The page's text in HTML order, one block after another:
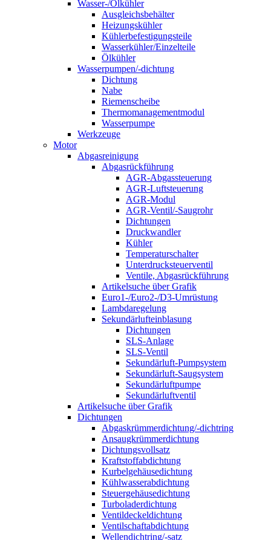
Wasser-/Ölkühler
Ausgleichsbehälter
Heizungskühler
Kühlerbefestigungsteile
Wasserkühler/Einzelteile
Ölkühler
Wasserpumpen/-dichtung
Dichtung
Nabe
Riemenscheibe
Thermomanagementmodul
Wasserpumpe
Werkzeuge
Motor
Abgasreinigung
Abgasrückführung
AGR-Abgassteuerung
AGR-Luftsteuerung
AGR-Modul
AGR-Ventil/-Saugrohr
Dichtungen
Druckwandler
Kühler
Temperaturschalter
Unterdrucksteuerventil
Ventile, Abgasrückführung
Artikelsuche über Grafik
Euro1-/Euro2-/D3-Umrüstung
Lambdaregelung
Sekundärlufteinblasung
Dichtungen
SLS-Anlage
SLS-Ventil
Sekundärluft-Pumpsystem
Sekundärluft-Saugsystem
Sekundärluftpumpe
Sekundärluftventil
Artikelsuche über Grafik
Dichtungen
Abgaskrümmerdichtung/-dichtring
Ansaugkrümmerdichtung
Dichtungsvollsatz
Kraftstoffabdichtung
Kurbelgehäusedichtung
Kühlwasserabdichtung
Steuergehäusedichtung
Turboladerdichtung
Ventildeckeldichtung
Ventilschaftabdichtung
Wellendichtring/-satz